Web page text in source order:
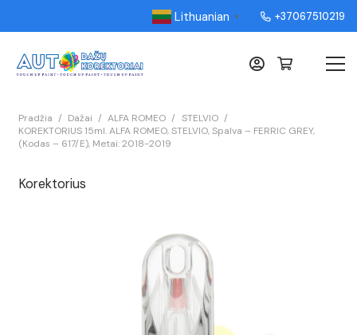
Lithuanian ▼ +37067510219
Pradžia / Dažai / ALFA ROMEO / STELVIO /
KOREKTORIUS 15ml. ALFA ROMEO, STELVIO, Spalva – FERRIC GREY,
(Kodas – 617/E), Metai: 2018-2019
Korektorius